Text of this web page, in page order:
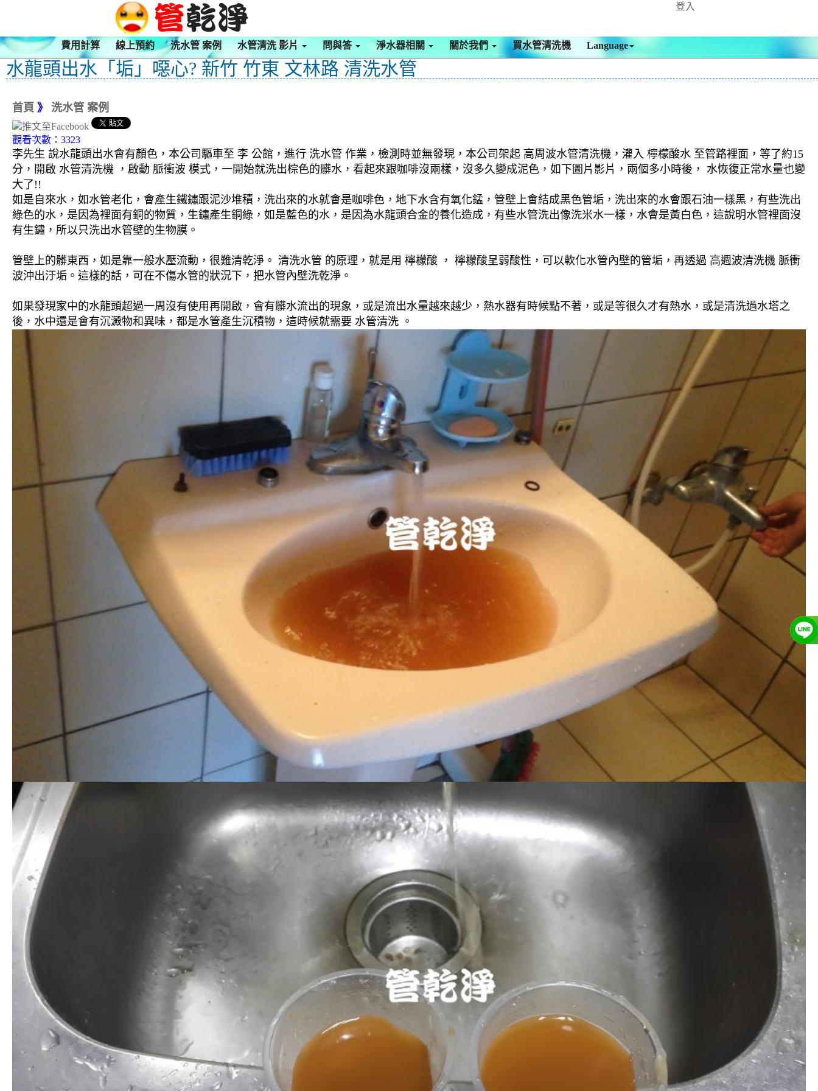
登入
費用計算 線上預約 洗水管 案例 水管清洗 影片 問與答 淨水器相關 關於我們 買水管清洗機 Language
水龍頭出水「垢」噁心? 新竹 竹東 文林路 清洗水管
首頁 》 洗水管 案例
觀看次數：3323
李先生 說水龍頭出水會有顏色，本公司驅車至 李 公館，進行 洗水管 作業，檢測時並無發現，本公司架起 高周波水管清洗機，灌入 檸檬酸水 至管路裡面，等了約15
分，開啟 水管清洗機 ，啟動 脈衝波 模式，一開始就洗出棕色的髒水，看起來跟咖啡沒兩樣，沒多久變成泥色，如下圖片影片，兩個多小時後， 水恢復正常水量也變
大了!!
如是自來水，如水管老化，會產生鐵鏽跟泥沙堆積，洗出來的水就會是咖啡色，地下水含有氧化錳，管壁上會結成黑色管垢，洗出來的水會跟石油一樣黑，有些洗出
綠色的水，是因為裡面有銅的物質，生鏽產生銅綠，如是藍色的水，是因為水龍頭合金的養化造成，有些水管洗出像洗米水一樣，水會是黃白色，這說明水管裡面沒
有生鏽，所以只洗出水管壁的生物膜。
管壁上的髒東西，如是靠一般水壓流動，很難清乾淨。 清洗水管 的原理，就是用 檸檬酸 ， 檸檬酸呈弱酸性，可以軟化水管內壁的管垢，再透過 高週波清洗機 脈衝
波沖出汙垢。這樣的話，可在不傷水管的狀況下，把水管內壁洗乾淨。
如果發現家中的水龍頭超過一周沒有使用再開啟，會有髒水流出的現象，或是流出水量越來越少，熱水器有時候點不著，或是等很久才有熱水，或是清洗過水塔之
後，水中還是會有沉澱物和異味，都是水管產生沉積物，這時候就需要 水管清洗 。